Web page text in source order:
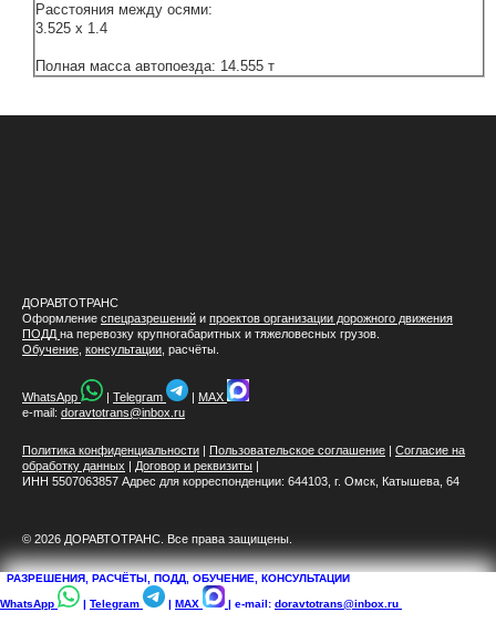
Расстояния между осями:
3.525 x 1.4
Полная масса автопоезда: 14.555 т
ДОРАВТОТРАНС
Оформление спецразрешений и проектов организации дорожного движения
ПОДД на перевозку крупногабаритных и тяжеловесных грузов.
Обучение консультации , расчёты.
WhatsApp | Telegram | MAX
e-mail: doravtotrans@inbox.ru
Политика конфиденциальности | Пользовательское соглашение | Согласие на
обработку данных | Договор и реквизиты |
ИНН 5507063857 Адрес для корреспонденции: 644103, г. Омск, Катышева, 64
© 2026 ДОРАВТОТРАНС. Все права защищены.
РАЗРЕШЕНИЯ, РАСЧЁТЫ, ПОДД, ОБУЧЕНИЕ, КОНСУЛЬТАЦИИ
WhatsApp | Telegram | MAX | e-mail: doravtotrans@inbox.ru